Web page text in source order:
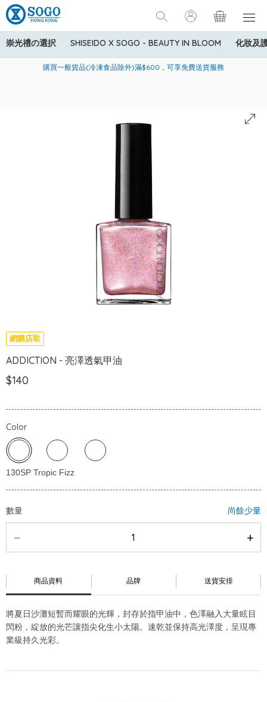
崇光禮の選択 SHISEIDO X SOGO - BEAUTY IN BLOOM 化妝及
美國運通Explorer®信用卡會員購物禮遇：高達5%簽賬回贈！
購買一般貨品(冷凍食品除外)滿$600，可享免費送貨服務
寄送中國內地服務只適用於指定商品，若訂單金額少於HK$600(折
網購店取
ADDICTION - 亮澤透氣甲油
$140
Color
數量 尚餘少量
商品資料 品牌 送貨安排
將夏日沙灘短暫而耀眼的光輝，封存於指甲油中，色澤融入大量眩目
閃粉，綻放的光芒讓指尖化生小太陽。速乾並保持高光澤度，呈現專
業級持久光彩。